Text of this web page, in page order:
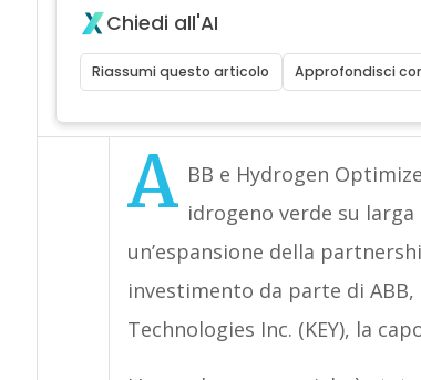
Chiedi all'AI
Riassumi questo articolo Approfondisci
A BB e Hydrogen
idrogeno verde su
un’espansione della
investimento da parte di
Technologies Inc. (KEY), la